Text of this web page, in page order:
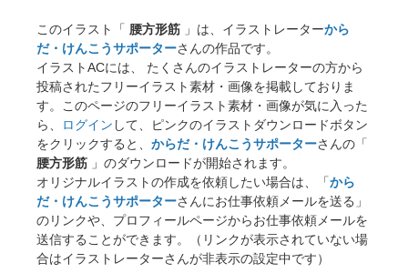
このイラスト「 腰方形筋 」は、イラストレーターから
だ・けんこうサポーターさんの作品です。
イラストACには、 たくさんのイラストレーターの方から
投稿されたフリーイラスト素材・画像を掲載しておりま
す。このページのフリーイラスト素材・画像が気に入った
ら、
ログイン して、ピンクのイラストダウンロードボタン
をクリックすると、 からだ・けんこうサポーターさんの「
腰方形筋 」のダウンロードが開始されます。
オリジナルイラストの作成を依頼したい場合は、「から
だ・けんこうサポーターさんにお仕事依頼メールを送る」
のリンクや、プロフィールページからお仕事依頼メールを
送信することができます。（リンクが表示されていない場
合はイラストレーターさんが非表示の設定中です）